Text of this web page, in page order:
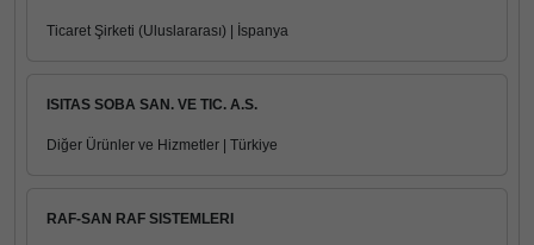
Ticaret Şirketi (Uluslararası) | İspanya
ISITAS SOBA SAN. VE TIC. A.S.
Diğer Ürünler ve Hizmetler | Türkiye
RAF-SAN RAF SISTEMLERI